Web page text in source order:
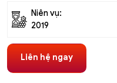
Liên hệ ngay
Niên vụ:
2019